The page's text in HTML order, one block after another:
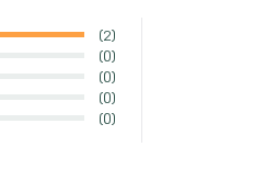
(2)
(0)
(0)
(0)
(0)